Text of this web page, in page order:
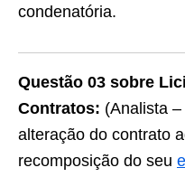
condenatória.
Questão 03 sobre
Contratos: (Analista
alteração do contrato
recomposição do seu